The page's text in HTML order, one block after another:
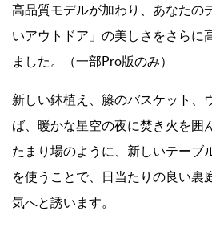
高品質モデルが加わり、あなたの
いアウトドア」の美しさをさらに
ました。（一部Pro版のみ）
新しい鉢植え、籐のバスケット、
ば、暖かな星空の夜に焚き火を囲
たまり場のように、新しいテーブ
を使うことで、日当たりの良い裏
気へと誘います。